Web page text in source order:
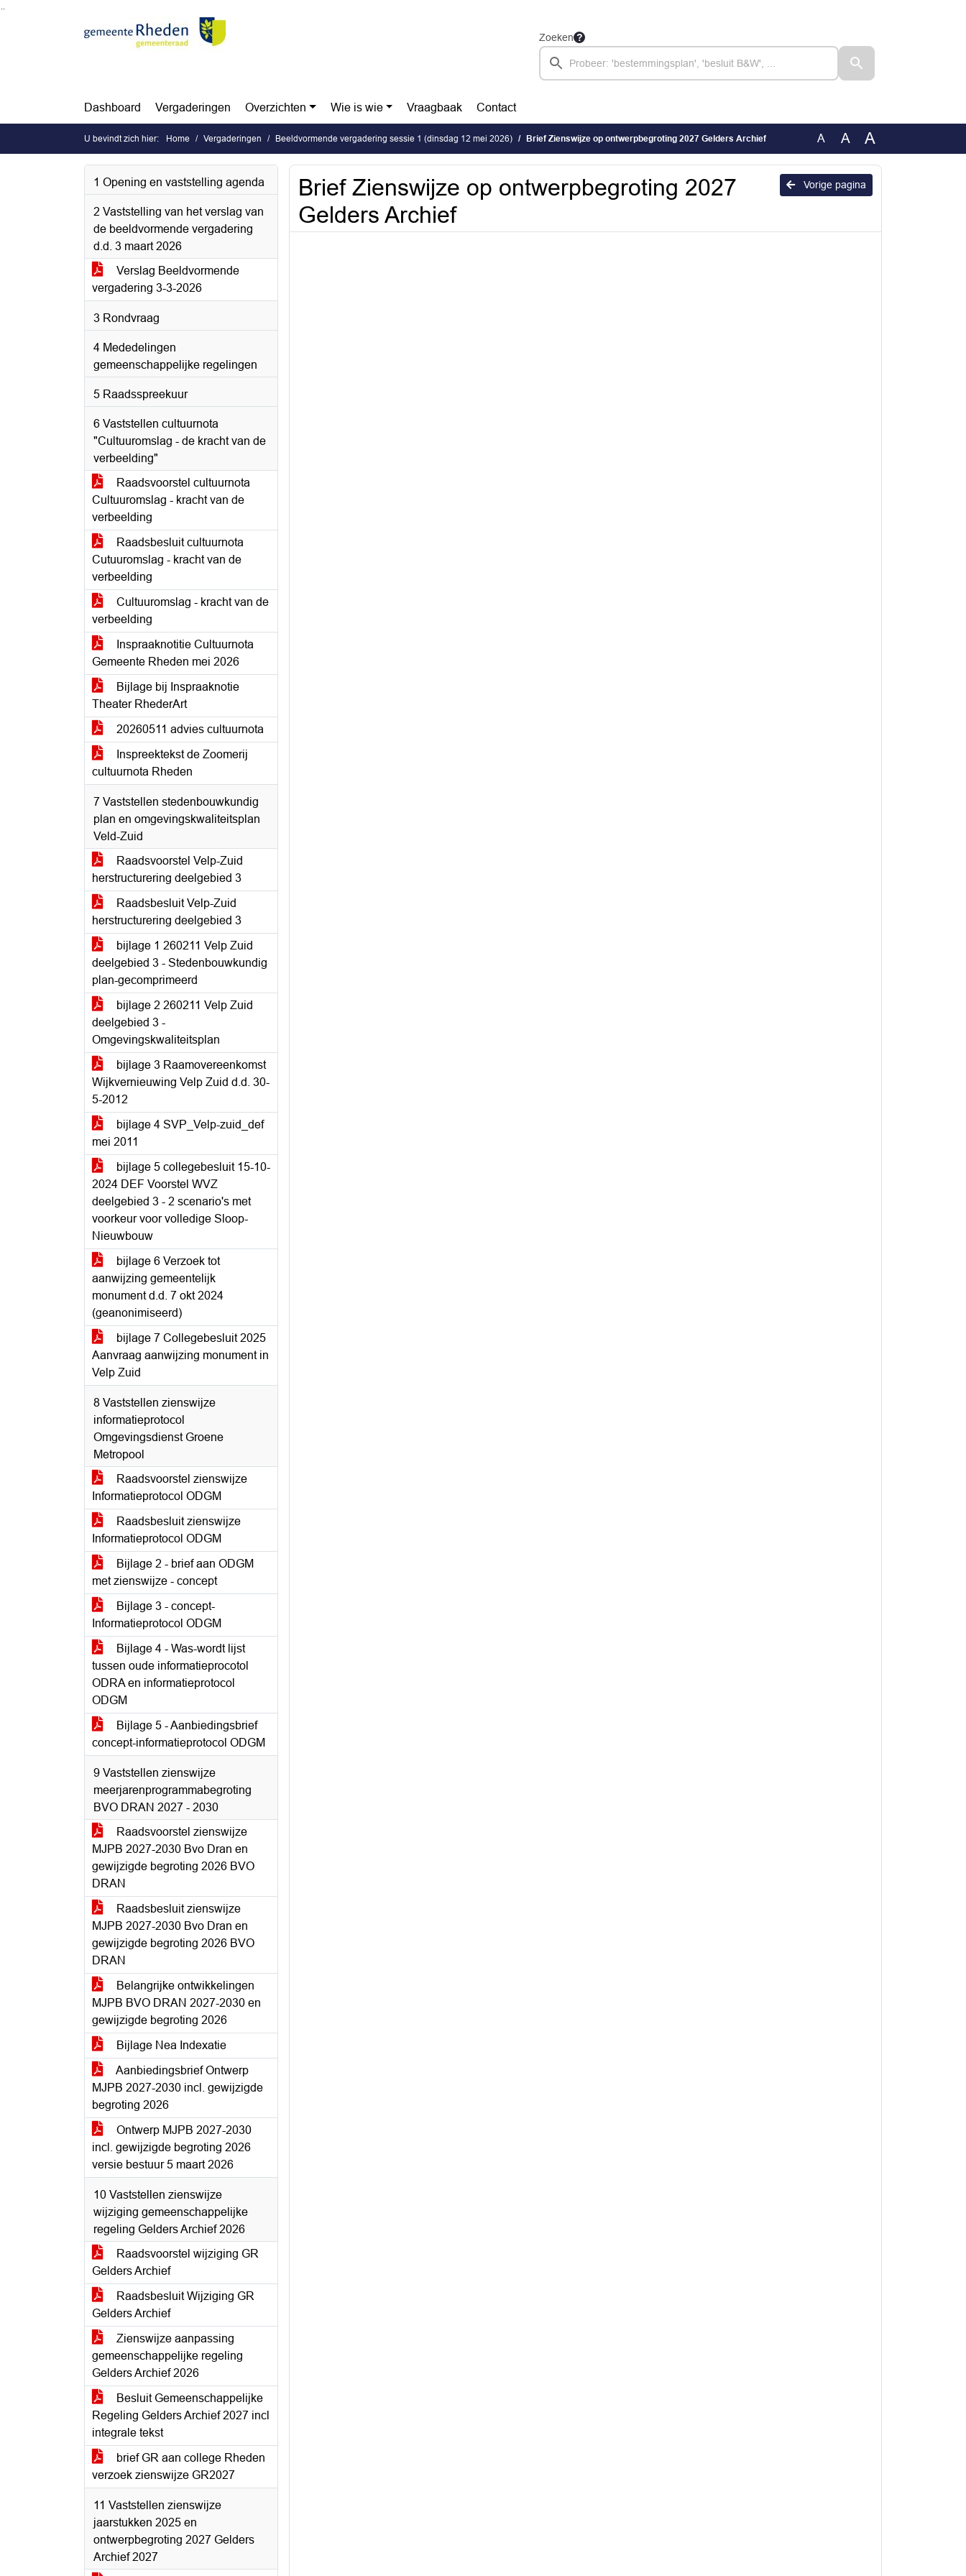
Zoeken
Dashboard Vergaderingen Overzichten Wie is wie Vraagbaak Contact
U bevindt zich hier: Home Vergaderingen Beeldvormende vergadering sessie 1 (dinsdag 12 mei 2026) Brief Zienswijze op ontwerpbegroting 2027 Gelders Archief A A A
1 Opening en vaststelling agenda
2 Vaststelling van het verslag van
de beeldvormende vergadering
d.d. 3 maart 2026
Verslag Beeldvormende
vergadering 3-3-2026
3 Rondvraag
4 Mededelingen
gemeenschappelijke regelingen
5 Raadsspreekuur
6 Vaststellen cultuurnota
"Cultuuromslag - de kracht van de
verbeelding"
Raadsvoorstel cultuurnota
Cultuuromslag - kracht van de
verbeelding
Raadsbesluit cultuurnota
Cutuuromslag - kracht van de
verbeelding
Cultuuromslag - kracht van de
verbeelding
Inspraaknotitie Cultuurnota
Gemeente Rheden mei 2026
Bijlage bij Inspraaknotie
Theater RhederArt
20260511 advies cultuurnota
Inspreektekst de Zoomerij
cultuurnota Rheden
7 Vaststellen stedenbouwkundig
plan en omgevingskwaliteitsplan
Veld-Zuid
Raadsvoorstel Velp-Zuid
herstructurering deelgebied 3
Raadsbesluit Velp-Zuid
herstructurering deelgebied 3
bijlage 1 260211 Velp Zuid
deelgebied 3 - Stedenbouwkundig
plan-gecomprimeerd
bijlage 2 260211 Velp Zuid
deelgebied 3 -
Omgevingskwaliteitsplan
bijlage 3 Raamovereenkomst
Wijkvernieuwing Velp Zuid d.d. 30-
5-2012
bijlage 4 SVP_Velp-zuid_def
mei 2011
bijlage 5 collegebesluit 15-10-
2024 DEF Voorstel WVZ
deelgebied 3 - 2 scenario's met
voorkeur voor volledige Sloop-
Nieuwbouw
bijlage 6 Verzoek tot
aanwijzing gemeentelijk
monument d.d. 7 okt 2024
(geanonimiseerd)
bijlage 7 Collegebesluit 2025
Aanvraag aanwijzing monument in
Velp Zuid
8 Vaststellen zienswijze
informatieprotocol
Omgevingsdienst Groene
Metropool
Raadsvoorstel zienswijze
Informatieprotocol ODGM
Raadsbesluit zienswijze
Informatieprotocol ODGM
Bijlage 2 - brief aan ODGM
met zienswijze - concept
Bijlage 3 - concept-
Informatieprotocol ODGM
Bijlage 4 - Was-wordt lijst
tussen oude informatieprocotol
ODRA en informatieprotocol
ODGM
Bijlage 5 - Aanbiedingsbrief
concept-informatieprotocol ODGM
9 Vaststellen zienswijze
meerjarenprogrammabegroting
BVO DRAN 2027 - 2030
Raadsvoorstel zienswijze
MJPB 2027-2030 Bvo Dran en
gewijzigde begroting 2026 BVO
DRAN
Raadsbesluit zienswijze
MJPB 2027-2030 Bvo Dran en
gewijzigde begroting 2026 BVO
DRAN
Belangrijke ontwikkelingen
MJPB BVO DRAN 2027-2030 en
gewijzigde begroting 2026
Bijlage Nea Indexatie
Aanbiedingsbrief Ontwerp
MJPB 2027-2030 incl. gewijzigde
begroting 2026
Ontwerp MJPB 2027-2030
incl. gewijzigde begroting 2026
versie bestuur 5 maart 2026
10 Vaststellen zienswijze
wijziging gemeenschappelijke
regeling Gelders Archief 2026
Raadsvoorstel wijziging GR
Gelders Archief
Raadsbesluit Wijziging GR
Gelders Archief
Zienswijze aanpassing
gemeenschappelijke regeling
Gelders Archief 2026
Besluit Gemeenschappelijke
Regeling Gelders Archief 2027 incl
integrale tekst
brief GR aan college Rheden
verzoek zienswijze GR2027
11 Vaststellen zienswijze
jaarstukken 2025 en
ontwerpbegroting 2027 Gelders
Archief 2027
Vorige pagina
Brief Zienswijze op ontwerpbegroting 2027
Gelders Archief